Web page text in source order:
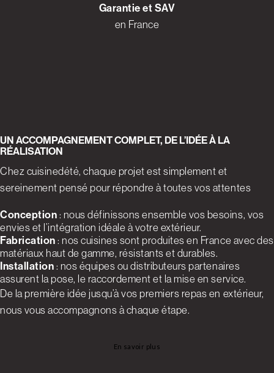
Garantie et SAV
en France
UN ACCOMPAGNEMENT COMPLET, DE L’IDÉE À LA
RÉALISATION
Chez cuisinedété, chaque projet est simplement et
sereinement pensé pour répondre à toutes vos attentes
Conception: nous définissons ensemble vos besoins, vos
envies et l’intégration idéale à votre extérieur.
Fabrication: nos cuisines sont produites en France avec des
matériaux haut de gamme, résistants et durables.
Installation: nos équipes ou distributeurs partenaires
assurent la pose, le raccordement et la mise en service.
De la première idée jusqu’à vos premiers repas en extérieur,
nous vous accompagnons à chaque étape.
En savoir plus